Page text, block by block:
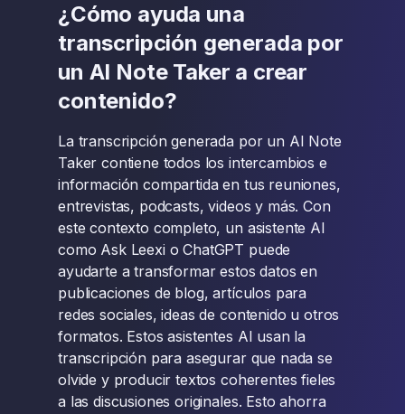
¿Cómo ayuda una
transcripción generada por
un AI Note Taker a crear
contenido?
La transcripción generada por un AI Note
Taker contiene todos los intercambios e
información compartida en tus reuniones,
entrevistas, podcasts, videos y más. Con
este contexto completo, un asistente AI
como Ask Leexi o ChatGPT puede
ayudarte a transformar estos datos en
publicaciones de blog, artículos para
redes sociales, ideas de contenido u otros
formatos. Estos asistentes AI usan la
transcripción para asegurar que nada se
olvide y producir textos coherentes fieles
a las discusiones originales. Esto ahorra